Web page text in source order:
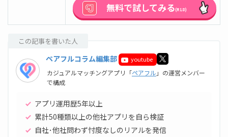
無料で試してみる(R18)
この記事を書いた人
ペアフルコラム編集部 youtube
カジュアルマッチングアプリ「ペアフル 」の運営メンバー
で構成
アプリ運用歴5年以上
累計50種類以上の他社アプリを自ら検証
自社･他社問わず忖度なしのリアルを発信